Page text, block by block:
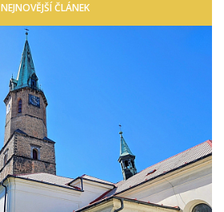
NEJNOVĚJŠÍ ČLÁNEK